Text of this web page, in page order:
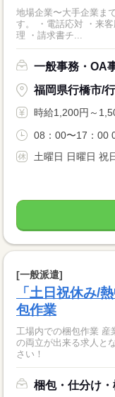
地場企業〜大手企業ま
す。 ・電話応対 ・来客応対 ・システム入力 ・受発注業務 ・納期管
理 ・請求書チ...
一般事務・OA
福岡県行橋市/
時給1,200円～
08：00〜17：00
土曜日 日曜日 祝
[一般派遣]
「土日祝休み/
包作業
工場内での梱包作業 産業用
の両立が出来る求人と
さい！
梱包・仕分け